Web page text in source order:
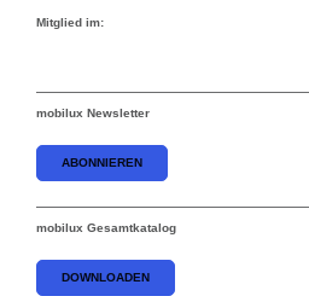
Mitglied im:
mobilux Newsletter
ABONNIEREN
mobilux Gesamtkatalog
DOWNLOADEN